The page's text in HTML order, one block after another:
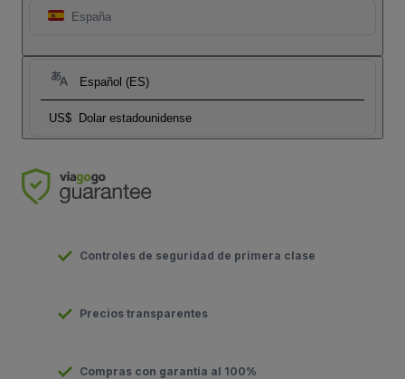
España
Español (ES)
US$ Dolar estadounidense
Controles de seguridad de primera clase
Precios transparentes
Compras con garantía al 100%